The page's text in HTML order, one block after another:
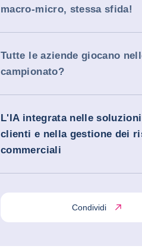
macro-micro, stessa sfida!
Tutte le aziende giocano
campionato?
L'IA integrata nelle
clienti e nella gestione dei
commerciali
Condividi